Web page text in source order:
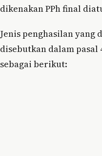
dikenakan PPh final
Jenis penghasilan yang
disebutkan dalam pasal
sebagai berikut: